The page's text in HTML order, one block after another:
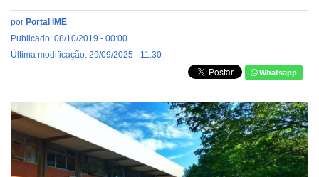
por Portal IME
Publicado: 08/10/2019 - 00:00
Última modificação: 29/09/2025 - 11:30
Whatsapp